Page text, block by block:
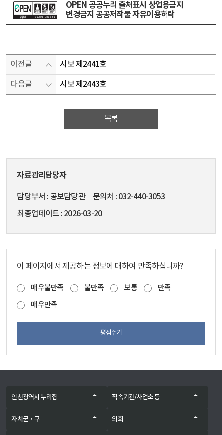
OPEN 공공누리 출처표시 상업용금지
변경금지 공공저작물 자유이용허락
이전글 시보 제2441호
다음글 시보 제2443호
목록
자료관리담당자
담당부서 공보담당관 문의처
032-440-3053
최종업데이트
2026-03-20
이 페이지에서 제공하는 정보에 대하여 만족하십니까?
매우불만족 불만족 보통
만족
매우만족
평점주기
인천광역시 누리집 직속기관/사업소 등
자치군‧구 의회